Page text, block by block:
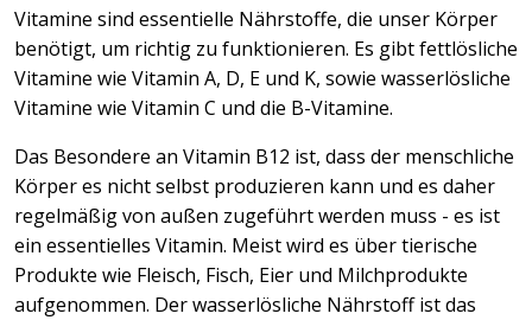
Vitamine sind essentielle Nährstoffe, die unser Körper
benötigt, um richtig zu funktionieren. Es gibt fettlösliche
Vitamine wie Vitamin A, D, E und K, sowie wasserlösliche
Vitamine wie Vitamin C und die B-Vitamine.
Das Besondere an Vitamin B12 ist, dass der menschliche
Körper es nicht selbst produzieren kann und es daher
regelmäßig von außen zugeführt werden muss - es ist
ein essentielles Vitamin. Meist wird es über tierische
Produkte wie Fleisch, Fisch, Eier und Milchprodukte
aufgenommen. Der wasserlösliche Nährstoff ist das